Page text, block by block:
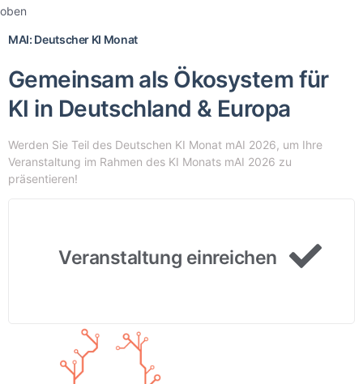
oben
MAI: Deutscher KI Monat
Gemeinsam als Ökosystem für
KI in Deutschland & Europa
Werden Sie Teil des Deutschen KI Monat mAI 2026, um Ihre
Veranstaltung im Rahmen des KI Monats mAI 2026 zu
präsentieren!
Veranstaltung einreichen